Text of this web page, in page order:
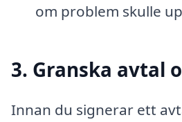
om problem skulle
3. Granska avtal
Innan du signerar ett